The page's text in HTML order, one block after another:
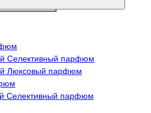
Селективный парфюм
Люксовый парфюм
Селективный парфюм